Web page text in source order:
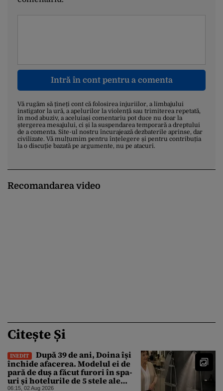
Intră în cont pentru a comenta
Vă rugăm să țineți cont că folosirea injuriilor, a limbajului
instigator la ură, a apelurilor la violență sau trimiterea repetată,
în mod abuziv, a aceluiași comentariu pot duce nu doar la
ștergerea mesajului, ci și la suspendarea temporară a dreptului
de a comenta. Site-ul nostru încurajează dezbaterile aprinse, dar
civilizate. Vă mulțumim pentru înțelegere și pentru contribuția
la o discuție bazată pe argumente, nu pe atacuri.
Recomandarea video
Citește Și
INEDIT
După 39 de ani, Doina își
închide afacerea. Modelul ei de
pară de duș a făcut furori în spa-
uri și hotelurile de 5 stele ale
06:15, 02 Aug 2026